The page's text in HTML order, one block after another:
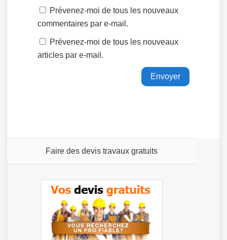
Prévenez-moi de tous les nouveaux
commentaires par e-mail.
Prévenez-moi de tous les nouveaux
articles par e-mail.
Faire des devis travaux gratuits